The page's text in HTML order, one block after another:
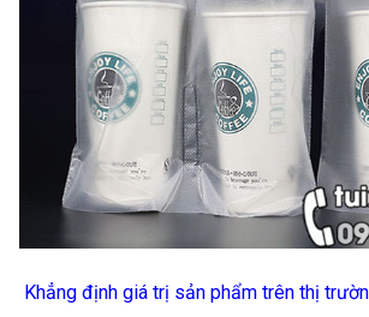
Khẳng định giá trị sản phẩm trên thị